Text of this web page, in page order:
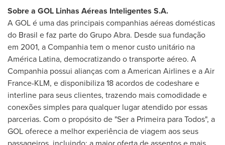
Sobre a GOL Linhas Aéreas Inteligentes S.A.
A GOL é uma das principais companhias aéreas domésticas
do Brasil e faz parte do Grupo Abra. Desde sua fundação
em 2001, a Companhia tem o menor custo unitário na
América Latina, democratizando o transporte aéreo. A
Companhia possui alianças com a American Airlines e a Air
France-KLM, e disponibiliza 18 acordos de codeshare e
interline para seus clientes, trazendo mais comodidade e
conexões simples para qualquer lugar atendido por essas
parcerias. Com o propósito de "Ser a Primeira para Todos", a
GOL oferece a melhor experiência de viagem aos seus